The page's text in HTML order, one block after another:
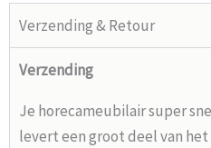
Verzending & Retour
Verzending
Je horecameubilair super
levert een groot deel van